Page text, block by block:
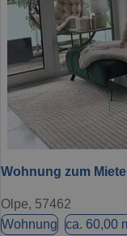
Wohnung zum
Olpe, 57462
Wohnung ca. 60,00